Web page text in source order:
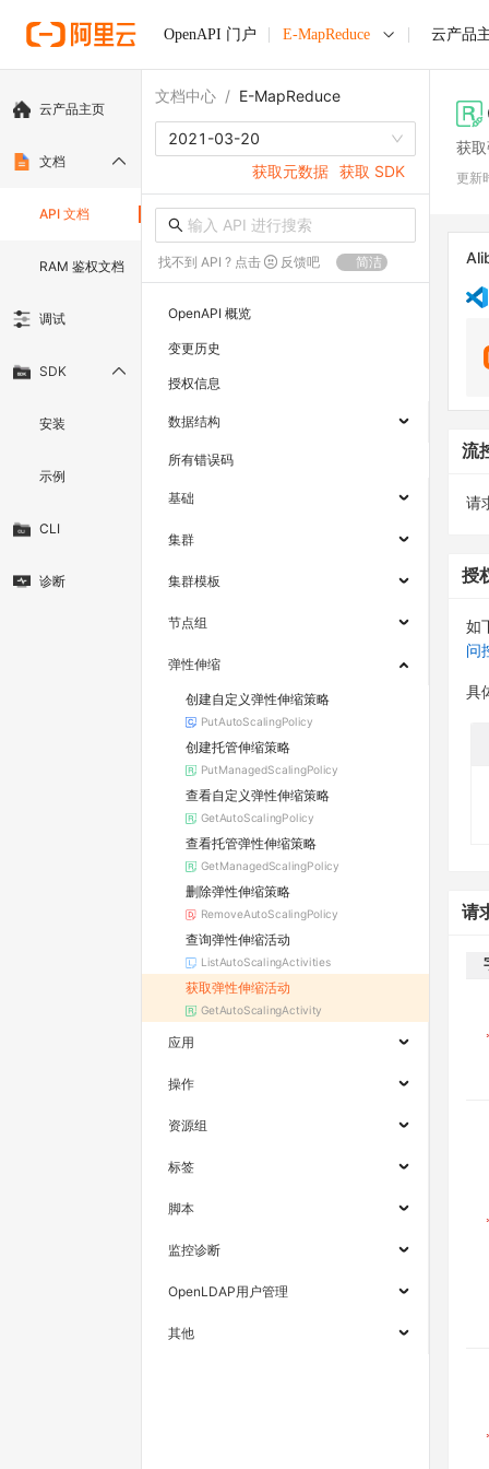
OpenAPI 门户 E-MapReduce 云产品
云产品主页
文档
API 文档
RAM 鉴权文档
调试
SDK
安装
示例
CLI
诊断
文档中心 / E-MapReduce
2021-03-20
获取元数据 获取 SDK
找不到 API ? 点击 反馈吧 简洁
OpenAPI 概览
变更历史
授权信息
数据结构
所有错误码
基础
集群
集群模板
节点组
弹性伸缩
创建自定义弹性伸缩策略
PutAutoScalingPolicy
创建托管伸缩策略
PutManagedScalingPolicy
查看自定义弹性伸缩策略
GetAutoScalingPolicy
查看托管弹性伸缩策略
GetManagedScalingPolicy
删除弹性伸缩策略
RemoveAutoScalingPolicy
查询弹性伸缩活动
ListAutoScalingActivities
获取弹性伸缩活动
GetAutoScalingActivity
应用
操作
资源组
标签
脚本
监控诊断
OpenLDAP用户管理
其他
获
更新
流
请
授
如
问
具
请